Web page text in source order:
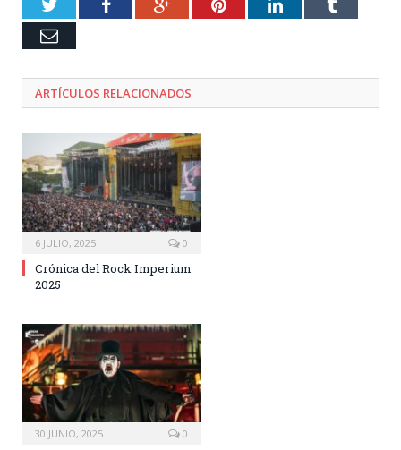
TwitterFacebookGoogle+PinterestLinkedInTumblr
Email
ARTÍCULOS RELACIONADOS
6 JULIO, 2025 0
Crónica del Rock Imperium
2025
30 JUNIO, 2025 0